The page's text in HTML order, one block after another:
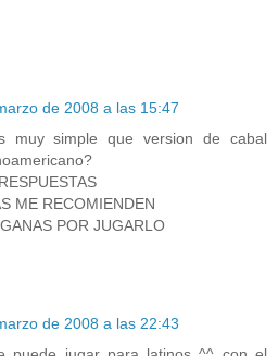
de 2008 a las 15:47
muy simple que version de cabal
ME RECOMIENDEN
POR JUGARLO
de 2008 a las 22:43